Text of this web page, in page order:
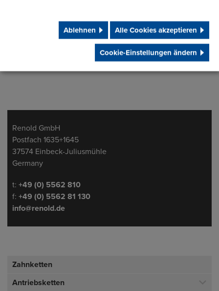
Ablehnen Alle Cookies akzeptieren
Cookie-Einstellungen ändern
Adresse
Renold GmbH
Postfach 1635+1645
37574 Einbeck-Juliusmühle
Germany
Telefon/Fax
t: +49 (0) 5562 810
f: +49 (0) 5562 81 130
info@renold.de
Zahnketten
Antriebsketten